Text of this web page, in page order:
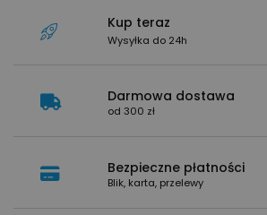
Kup teraz
Wysyłka do 24h
Darmowa dostawa
od 300 zł
Bezpieczne płatności
Blik, karta, przelewy